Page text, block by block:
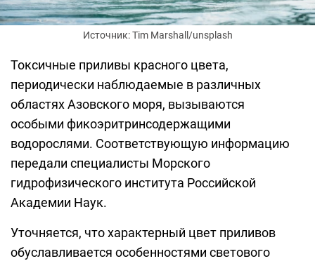
Источник: Tim Marshall/unsplash
Токсичные приливы красного цвета,
периодически наблюдаемые в различных
областях Азовского моря, вызываются
особыми фикоэритринсодержащими
водорослями. Соответствующую информацию
передали специалисты Морского
гидрофизического института Российской
Академии Наук.
Уточняется, что характерный цвет приливов
обуславливается особенностями светового